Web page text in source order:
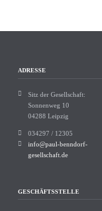
ADRESSE
Sitz der Gesellschaft:
Sonnenweg 10
04288 Leipzig
034297 / 12305
info@paul-benndorf-
gesellschaft.de
GESCHÄFTSSTELLE